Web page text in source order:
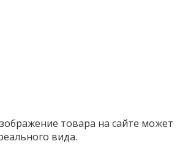
товара на сайте может
вида.